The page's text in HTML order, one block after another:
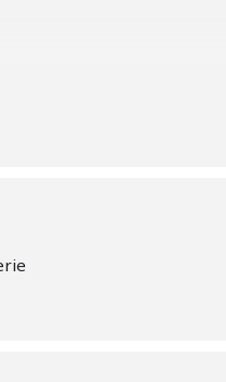
de repartir avec des pièces